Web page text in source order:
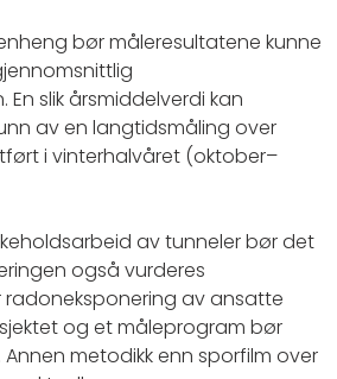
bør måleresultatene kunne
slik årsmiddelverdi kan
av en langtidsmåling over
i vinterhalvåret (oktober–
av tunneler bør det
også vurderes
av ansatte
og et måleprogram bør
metodikk enn sporfilm over